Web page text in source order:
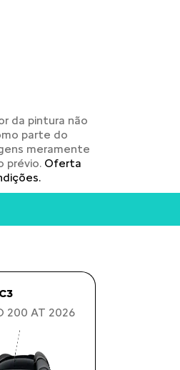
da pintura não
parte do
meramente
prévio. Oferta
C3
200 AT 2026